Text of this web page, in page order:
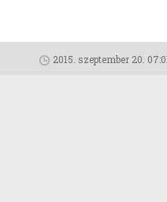
2015. szeptember 20.